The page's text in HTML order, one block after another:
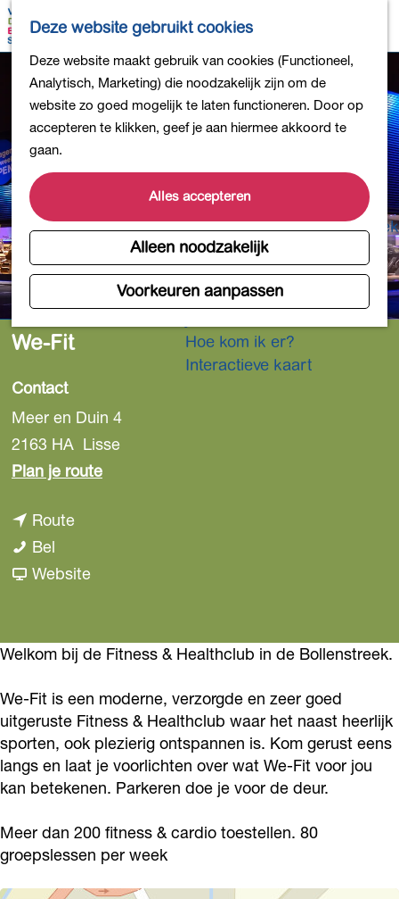
Deze website gebruikt cookies
Deze website maakt gebruik van cookies (Functioneel,
Analytisch, Marketing) die noodzakelijk zijn om de
website zo goed mogelijk te laten functioneren. Door op
accepteren te klikken, geef je aan hiermee akkoord te
gaan.
Alles accepteren
Alleen noodzakelijk
Voorkeuren aanpassen
a
r
d
e
h
o
m
e
K
a
r
t
Z
e
k
e
n
e
n
u
Bollen en Bloemen
Uit eten
DB4daagse - Inschrijven
Kinderactiviteiten
De natuur in
Musea en meer
Producten uit de Bollenstreek
Gezond en actief
Overnachten
Hoe kom ik er?
Interactieve kaart
We-Fit
Contact
Meer en Duin 4
2163 HA Lisse
Plan je routen
F
t
Routen
a
e
F
t
Bel
e
i
Websitev
W
-
F
i
t
Welkom bij de Fitness & Healthclub in de Bollenstreek.
We-Fit is een moderne, verzorgde en zeer goed
uitgeruste Fitness & Healthclub waar het naast heerlijk
sporten, ook plezierig ontspannen is. Kom gerust eens
langs en laat je voorlichten over wat We-Fit voor jou
kan betekenen. Parkeren doe je voor de deur.
Meer dan 200 fitness & cardio toestellen. 80
groepslessen per week